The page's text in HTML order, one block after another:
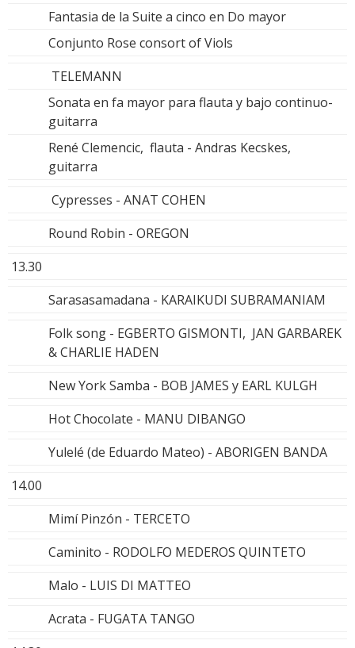
Fantasia de la Suite a cinco en Do mayor
Conjunto Rose consort of Viols
TELEMANN
Sonata en fa mayor para flauta y bajo continuo-
guitarra
René Clemencic, flauta - Andras Kecskes,
guitarra
Cypresses - ANAT COHEN
Round Robin - OREGON
13.30
Sarasasamadana - KARAIKUDI SUBRAMANIAM
Folk song - EGBERTO GISMONTI, JAN GARBAREK
& CHARLIE HADEN
New York Samba - BOB JAMES y EARL KULGH
Hot Chocolate - MANU DIBANGO
Yulelé (de Eduardo Mateo) - ABORIGEN BANDA
14.00
Mimí Pinzón - TERCETO
Caminito - RODOLFO MEDEROS QUINTETO
Malo - LUIS DI MATTEO
Acrata - FUGATA TANGO